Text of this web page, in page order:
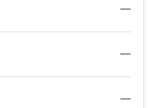
—
—
—